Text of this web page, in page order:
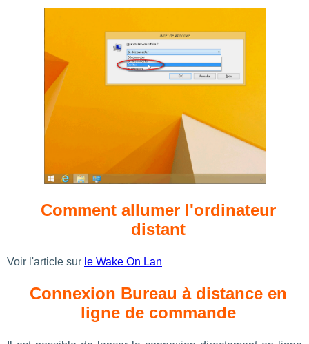
Comment allumer l'ordinateur
distant
Voir l'article sur le Wake On Lan
Connexion Bureau à distance en
ligne de commande